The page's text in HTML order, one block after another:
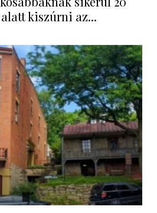
kiszúrni az...